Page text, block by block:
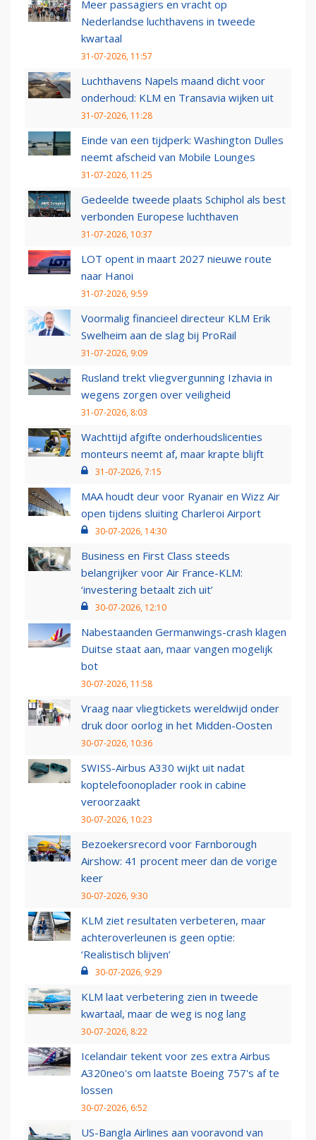
Meer passagiers en vracht op
Nederlandse luchthavens in tweede
kwartaal
31-07-2026, 11:57
Luchthavens Napels maand dicht voor
onderhoud: KLM en Transavia wijken uit
31-07-2026, 11:28
Einde van een tijdperk: Washington Dulles
neemt afscheid van Mobile Lounges
31-07-2026, 11:25
Gedeelde tweede plaats Schiphol als best
verbonden Europese luchthaven
31-07-2026, 10:37
LOT opent in maart 2027 nieuwe route
naar Hanoi
31-07-2026, 9:59
Voormalig financieel directeur KLM Erik
Swelheim aan de slag bij ProRail
31-07-2026, 9:09
Rusland trekt vliegvergunning Izhavia in
wegens zorgen over veiligheid
31-07-2026, 8:03
Wachttijd afgifte onderhoudslicenties
monteurs neemt af, maar krapte blijft
31-07-2026, 7:15
MAA houdt deur voor Ryanair en Wizz Air
open tijdens sluiting Charleroi Airport
30-07-2026, 14:30
Business en First Class steeds
belangrijker voor Air France-KLM:
‘investering betaalt zich uit’
30-07-2026, 12:10
Nabestaanden Germanwings-crash klagen
Duitse staat aan, maar vangen mogelijk
bot
30-07-2026, 11:58
Vraag naar vliegtickets wereldwijd onder
druk door oorlog in het Midden-Oosten
30-07-2026, 10:36
SWISS-Airbus A330 wijkt uit nadat
koptelefoonoplader rook in cabine
veroorzaakt
30-07-2026, 10:23
Bezoekersrecord voor Farnborough
Airshow: 41 procent meer dan de vorige
keer
30-07-2026, 9:30
KLM ziet resultaten verbeteren, maar
achteroverleunen is geen optie:
‘Realistisch blijven’
30-07-2026, 9:29
KLM laat verbetering zien in tweede
kwartaal, maar de weg is nog lang
30-07-2026, 8:22
Icelandair tekent voor zes extra Airbus
A320neo's om laatste Boeing 757's af te
lossen
30-07-2026, 6:52
US-Bangla Airlines aan vooravond van